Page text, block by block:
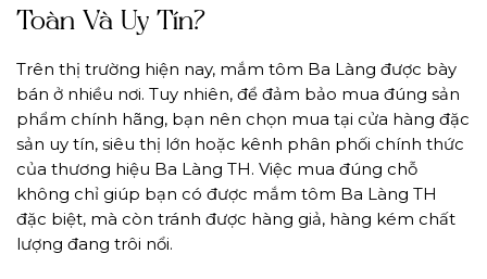
Toàn Và Uy Tín?
Trên thị trường hiện nay, mắm tôm Ba Làng được bày
bán ở nhiều nơi. Tuy nhiên, để đảm bảo mua đúng sản
phẩm chính hãng, bạn nên chọn mua tại cửa hàng đặc
sản uy tín, siêu thị lớn hoặc kênh phân phối chính thức
của thương hiệu Ba Làng TH. Việc mua đúng chỗ
không chỉ giúp bạn có được mắm tôm Ba Làng TH
đặc biệt, mà còn tránh được hàng giả, hàng kém chất
lượng đang trôi nổi.